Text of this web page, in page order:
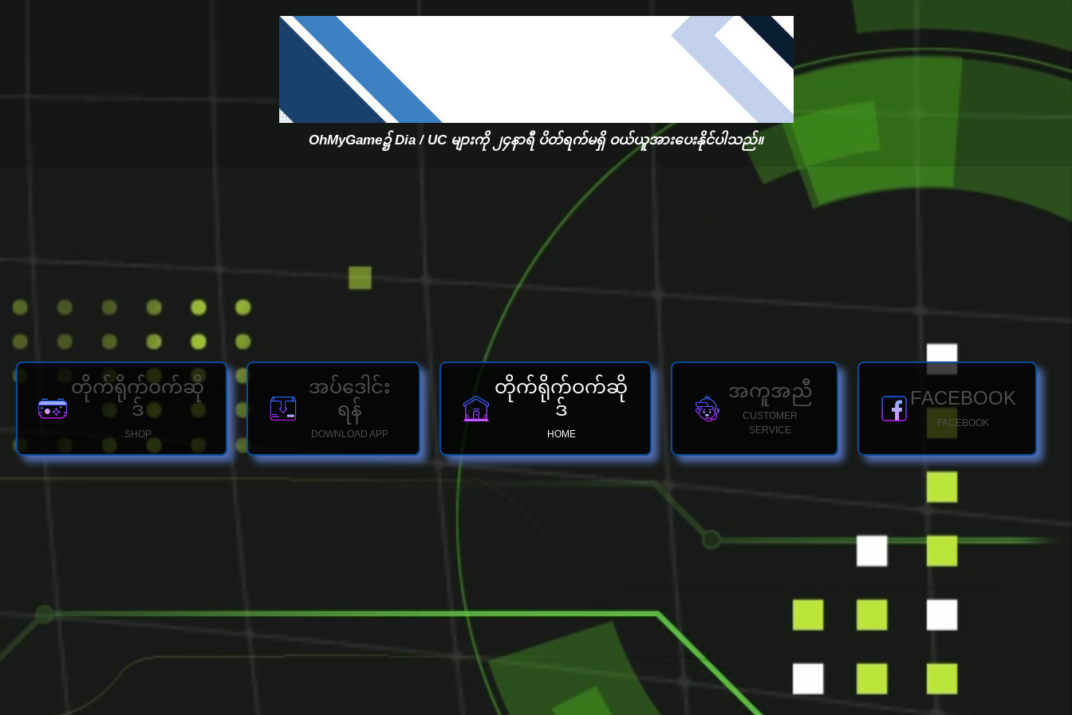
Oh My Game
OhMyGame၌ Dia / UC များကို ၂၄နာရီ ပိတ်ရက်မရှိ ဝယ်ယူအားပေးနိုင်ပါသည်။
တိုက်ရိုက်ဝက်ဆို
ဒ်
SHOP
အပ်ဒေါင်း
ရန်
DOWNLOAD APP
တိုက်ရိုက်ဝက်ဆို
ဒ်
HOME
အကူအညီ
CUSTOMER
SERVICE
FACEBOOK
FACEBOOK